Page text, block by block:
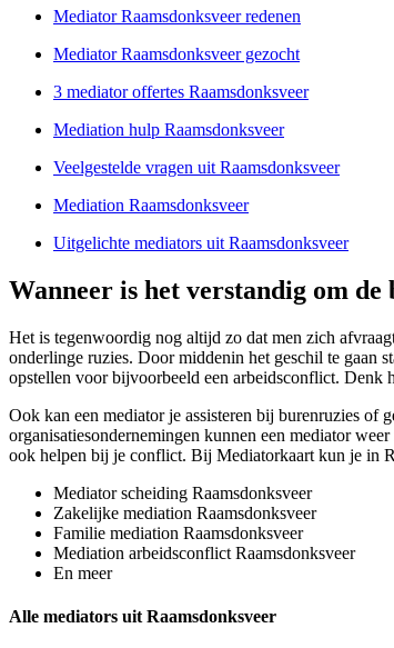
Mediator Raamsdonksveer redenen
Mediator Raamsdonksveer gezocht
3 mediator offertes Raamsdonksveer
Mediation hulp Raamsdonksveer
Veelgestelde vragen uit Raamsdonksveer
Mediation Raamsdonksveer
Uitgelichte mediators uit Raamsdonksveer
Wanneer is het verstandig om de
Het is tegenwoordig nog altijd zo dat men zich
onderlinge ruzies. Door middenin het geschil te gaan
opstellen voor bijvoorbeeld een arbeidsconflict. Denk
Ook kan een mediator je assisteren bij burenruzies of
organisatiesondernemingen kunnen een mediator
ook helpen bij je conflict. Bij Mediatorkaart kun je in
Mediator scheiding Raamsdonksveer
Zakelijke mediation Raamsdonksveer
Familie mediation Raamsdonksveer
Mediation arbeidsconflict Raamsdonksveer
En meer
Alle mediators uit Raamsdonksveer